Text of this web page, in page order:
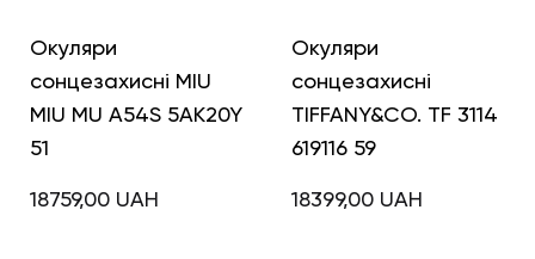
Окуляри
сонцезахисні MIU
MIU MU A54S 5AK20Y
51
18759,00 UAH
Окуляри
сонцезахисні
TIFFANY&CO. TF 3114
619116 59
18399,00 UAH